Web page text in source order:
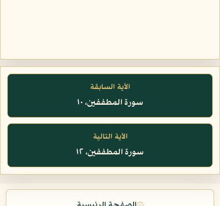
الآية السابقة
سورة المطففين، ١٠
الآية التالية
سورة المطففين، ١٢